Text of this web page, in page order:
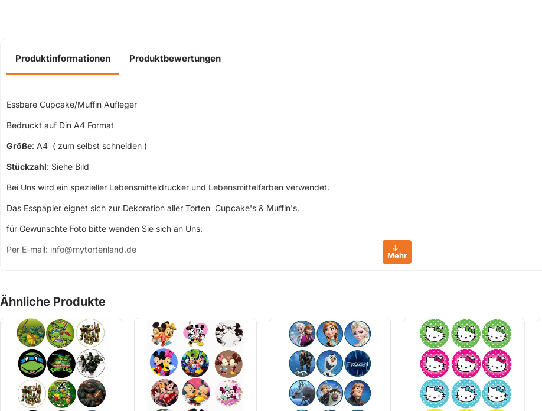
Produktinformationen Produktbewertungen
Essbare Cupcake/Muffin Aufleger
Bedruckt auf Din A4 Format
Größe: A4 ( zum selbst schneiden )
Stückzahl: Siehe Bild
Bei Uns wird ein spezieller Lebensmitteldrucker und Lebensmittelfarben verwendet.
Das Esspapier eignet sich zur Dekoration aller Torten Cupcake's & Muffin's.
für Gewünschte Foto bitte wenden Sie sich an Uns.
Per E-mail: info@mytortenland.de
Ähnliche Produkte